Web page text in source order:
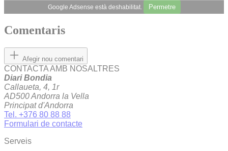
Google Adsense està deshabilitat. Permetre
Comentaris
Afegir nou comentari
CONTACTA AMB NOSALTRES
Diari Bondia
Callaueta, 4, 1r
AD500 Andorra la Vella
Principat d'Andorra
Tel. +376 80 88 88
Formulari de contacte
Serveis